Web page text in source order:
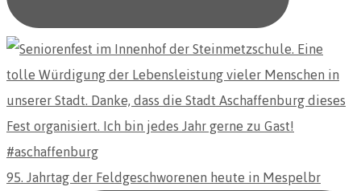
95. Jahrtag der Feldgeschworenen heute in Mespelbr